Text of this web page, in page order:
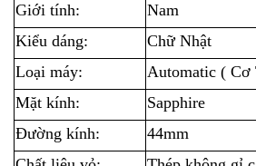
Giới tính:
Nam
Kiểu dáng:
Chữ Nhật
Loại máy:
Automatic (
Mặt kính:
Sapphire
Đường kính:
44mm